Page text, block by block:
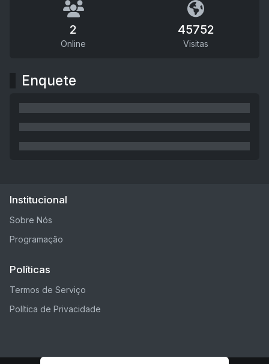
2
Online
45752
Visitas
Enquete
Institucional
Sobre Nós
Programação
Políticas
Termos de Serviço
Política de Privacidade